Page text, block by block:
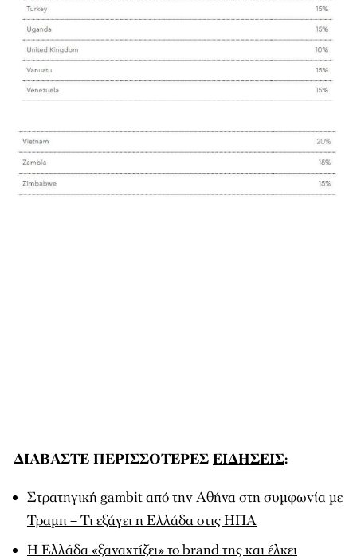
ΔΙΑΒΑΣΤΕ ΠΕΡΙΣΣΟΤΕΡΕΣ ΕΙΔΗΣΕΙΣ:
Στρατηγική gambit από την Αθήνα στη συμφωνία με
Τραμπ – Τι εξάγει η Ελλάδα στις ΗΠΑ
Η Ελλάδα «ξαναχτίζει» το brand της και έλκει